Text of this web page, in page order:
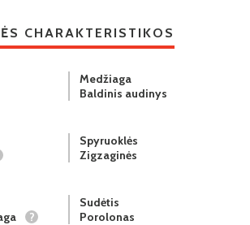
CHARAKTERISTIKOS
Medžiaga
Baldinis audinys
Spyruoklės
Zigzaginės
?
Sudėtis
Porolonas